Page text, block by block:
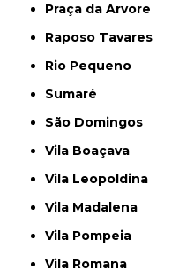
Praça da Arvore
Raposo Tavares
Rio Pequeno
Sumaré
São Domingos
Vila Boaçava
Vila Leopoldina
Vila Madalena
Vila Pompeia
Vila Romana